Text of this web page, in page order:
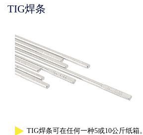
TIG焊条
Colonne
1
TIG焊条可在任何一种5或10公斤纸箱。